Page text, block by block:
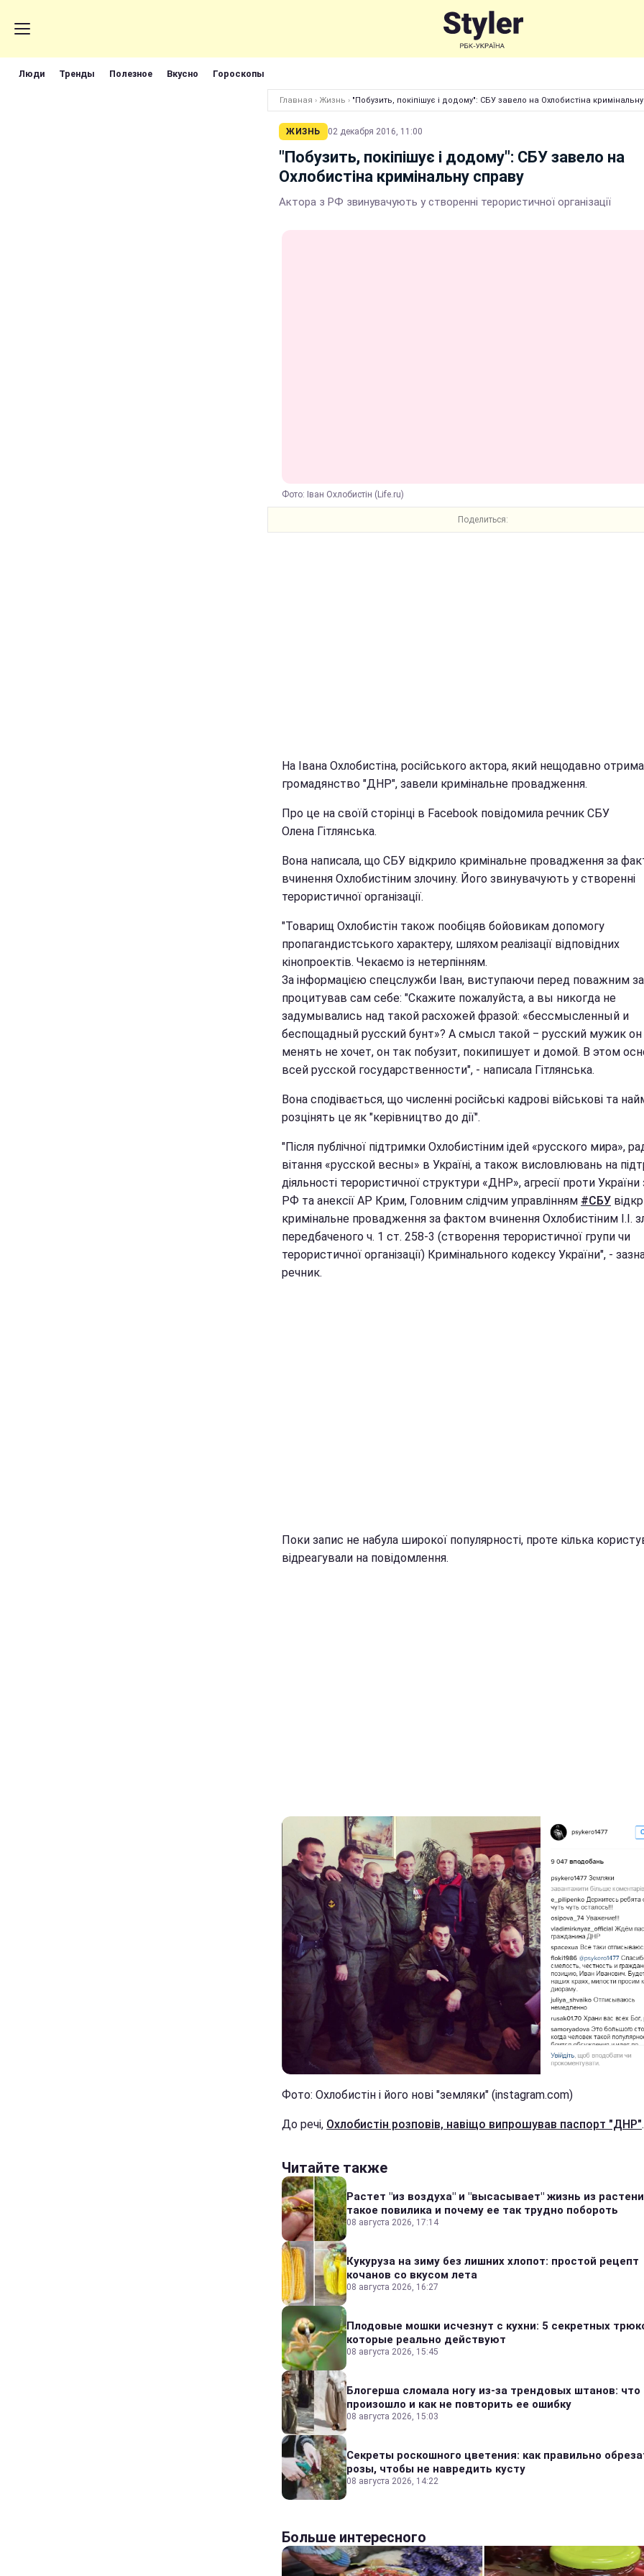
Люди Тренды Полезное Вкусно Гороскопы
Главная › Жизнь › "Побузить, покіпішує і додому": СБУ завело на Охлобистіна
ЖИЗНЬ 02 декабря 2016, 11:00
"Побузить, покіпішує і додому": СБУ завело на
Охлобистіна кримінальну справу
Актора з РФ звинувачують у створенні терористичної організації
Фото: Іван Охлобистін (Life.ru)
Поделиться:
На Івана Охлобистіна, російського актора, який нещодавно
громадянство "ДНР", завели кримінальне провадження.
Про це на своїй сторінці в Facebook повідомила речник СБУ
Олена Гітлянська.
Вона написала, що СБУ відкрило кримінальне провадження за
вчинення Охлобистіним злочину. Його звинувачують у створенні
терористичної організації.
"Товарищ Охлобистін також пообіцяв бойовикам допомогу
пропагандистського характеру, шляхом реалізації відповідних
кінопроектів. Чекаємо із нетерпінням.
За інформацією спецслужби Іван, виступаючи перед поважним
процитував сам себе: "Скажите пожалуйста, а вы никогда не
задумывались над такой расхожей фразой: «бессмысленный и
беспощадный русский бунт»? А смысл такой ‒ русский мужик он
менять не хочет, он так побузит, покипишует и домой. В этом
всей русской государственности", - написала Гітлянська.
Вона сподівається, що численні російські кадрові військові та
розцінять це як "керівництво до дії".
"Після публічної підтримки Охлобистіним ідей «русского мира»,
вітання «русской весны» в Україні, а також висловлювань на
діяльності терористичної структури «ДНР», агресії проти України
РФ та анексії АР Крим, Головним слідчим управлінням #СБУ
кримінальне провадження за фактом вчинення Охлобистіним І.І.
передбаченого ч. 1 ст. 258-3 (створення терористичної групи чи
терористичної організації) Кримінального кодексу України", -
речник.
Поки запис не набула широкої популярності, проте кілька
відреагували на повідомлення.
Фото: Охлобистін і його нові "земляки" (instagram.com)
До речі, Охлобистін розповів, навіщо випрошував паспорт "ДНР".
Читайте также
Растет "из воздуха" и "высасывает" жизнь из
такое повилика и почему ее так трудно побороть
08 августа 2026, 17:14
Кукуруза на зиму без лишних хлопот: простой рецепт
кочанов со вкусом лета
08 августа 2026, 16:27
Плодовые мошки исчезнут с кухни: 5 секретных
которые реально действуют
08 августа 2026, 15:45
Блогерша сломала ногу из-за трендовых штанов: что
произошло и как не повторить ее ошибку
08 августа 2026, 15:03
Секреты роскошного цветения: как правильно
розы, чтобы не навредить кусту
08 августа 2026, 14:22
Больше интересного